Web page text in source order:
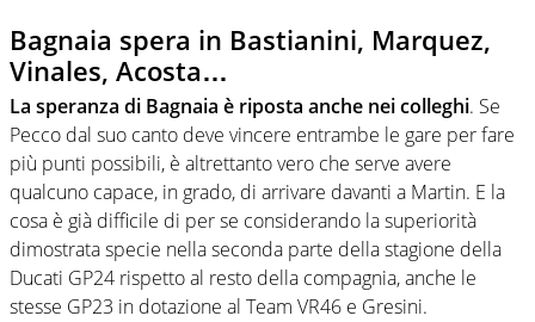
Bagnaia spera in Bastianini, Marquez,
Vinales, Acosta…
La speranza di Bagnaia è riposta anche nei colleghi. Se
Pecco dal suo canto deve vincere entrambe le gare per fare
più punti possibili, è altrettanto vero che serve avere
qualcuno capace, in grado, di arrivare davanti a Martin. E la
cosa è già difficile di per se considerando la superiorità
dimostrata specie nella seconda parte della stagione della
Ducati GP24 rispetto al resto della compagnia, anche le
stesse GP23 in dotazione al Team VR46 e Gresini.